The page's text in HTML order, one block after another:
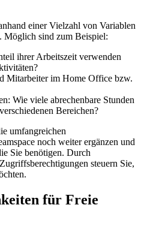
einer Vielzahl von Variablen
Möglich sind zum Beispiel:
ihrer Arbeitszeit verwenden
Mitarbeiter im Home Office bzw.
Wie viele abrechenbare Stunden
Bereichen?
umfangreichen
noch weiter ergänzen und
Sie benötigen. Durch
steuern Sie,
für Freie